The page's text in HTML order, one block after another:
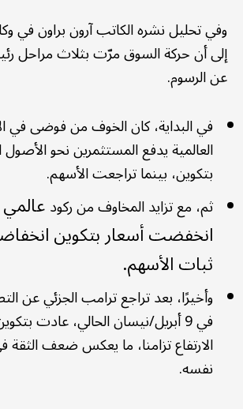
وفي تحليل نشره الكاتب آرون براون في
إلى أن حركة السوق مرّت بثلاث مراحل
عن الرسوم.
في البداية، كان الخوف من فوضى في
العالمية يدفع المستثمرين نحو
بتكوين، بينما تراجعت الأسهم.
ثم، مع تزايد المخاوف من ركود
انخفضت أسعار بتكوين
ثبات الأسهم.
وأخيرًا، بعد تراجع ترامب الجزئي عن
في 9 أبريل/نيسان الحالي، عادت
الارتفاع تزامنا، ما يعكس ضعف الثقة
نفسه.